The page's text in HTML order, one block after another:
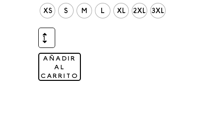
XS S M L XL 2XL 3XL
AÑADIR
AL
CARRITO